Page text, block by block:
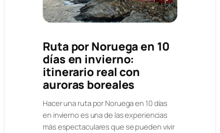
Ruta por Noruega en 10
días en invierno:
itinerario real con
auroras boreales
Hacer una ruta por Noruega en 10 días
en invierno es una de las experiencias
más espectaculares que se pueden vivir